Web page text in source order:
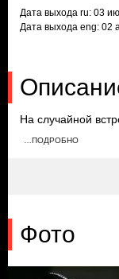
Дата выхода ru: 03
Дата выхода eng: 02
На случайной
устраивают
…ПОДРОБНО
Фото